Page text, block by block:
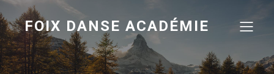
FOIX DANSE ACADÉMIE